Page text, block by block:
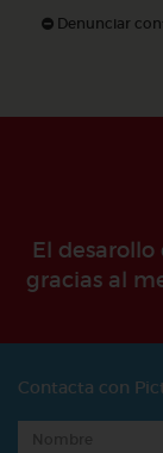
Denunciar
El
gracias al
Contacta con